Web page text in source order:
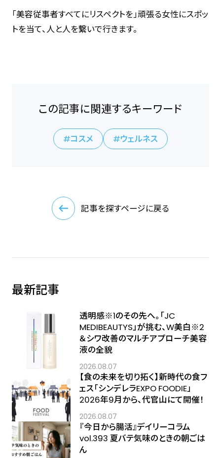
「美容従事者すべてにリスペクトを」頑張る女性にスポッ
トを当て、人と人を繋いで行きます。
この記事に関連するキーワード
コスメ ウェルネス
記事を探すページに戻る
最新記事
透明感※1のその先へ――。「JC
MEDIBEAUTYS」が挑む、W美白※2
＆シワ改善のマルチアプローチ美容
液の全貌
2026.08.07
【食の未来を切り拓く】新時代の食フ
ェス「シンデレラEXPO FOODIE」
2026年9月から、代官山にて開催！
2026.08.07
『今日から腸活』デイリーコラム
vol.393 夏バテ気味のときの朝ごは
ん